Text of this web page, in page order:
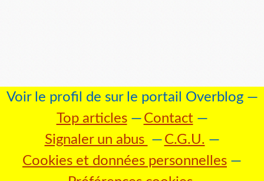
Voir le profil de sur le portail Overblog
Top articles
Contact
Signaler un abus
C.G.U.
Cookies et données personnelles